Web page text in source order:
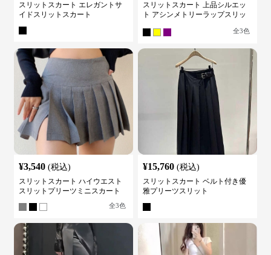
スリットスカート エレガントサ
イドスリットスカート
スリットスカート 上品シルエッ
ト アシンメトリーラップスリッ
全3色
¥3,540 (税込)
スリットスカート ハイウエスト
スリットプリーツミニスカート
全3色
¥15,760 (税込)
スリットスカート ベルト付き優
雅プリーツスリット